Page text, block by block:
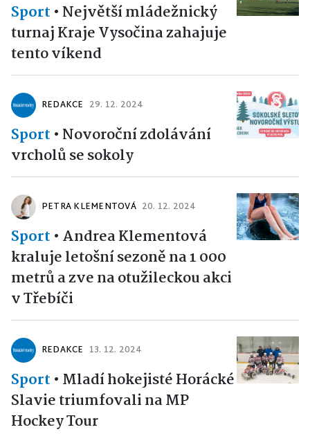
Sport • Největší mládežnický
turnaj Kraje Vysočina zahajuje
tento víkend
REDAKCE 29. 12. 2024
Sport • Novoroční zdolávání
vrcholů se sokoly
PETRA KLEMENTOVÁ 20. 12. 2024
Sport • Andrea Klementová
kraluje letošní sezoně na 1 000
metrů a zve na otužileckou akci
v Třebíči
REDAKCE 13. 12. 2024
Sport • Mladí hokejisté Horácké
Slavie triumfovali na MP
Hockey Tour